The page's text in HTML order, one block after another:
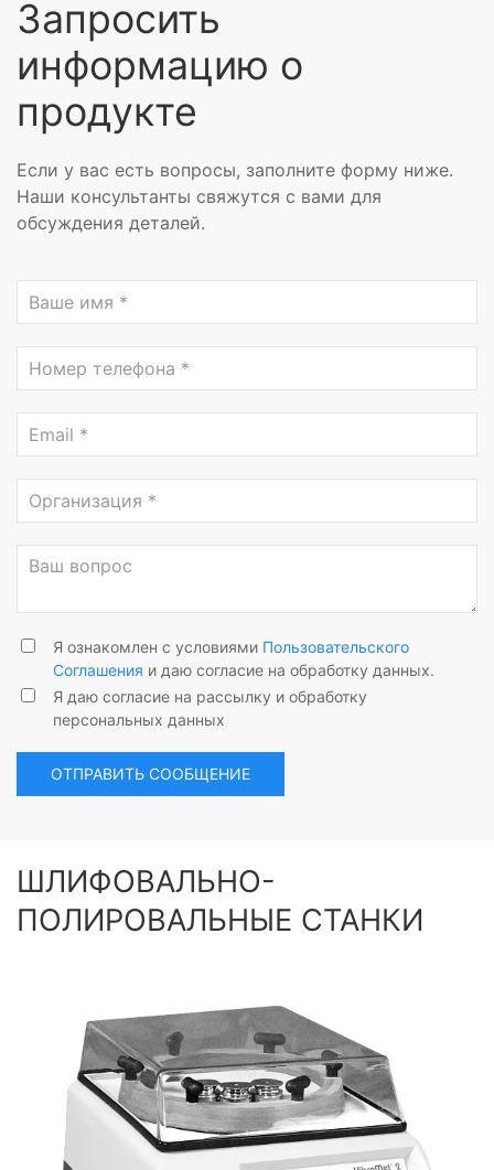
Запросить
информацию о
продукте
Если у вас есть вопросы, заполните форму ниже.
Наши консультанты свяжутся с вами для
обсуждения деталей.
Я ознакомлен с условиями Пользовательского
Соглашения и даю согласие на обработку данных.
Я даю согласие на рассылку и обработку
персональных данных
ОТПРАВИТЬ СООБЩЕНИЕ
ШЛИФОВАЛЬНО-
ПОЛИРОВАЛЬНЫЕ СТАНКИ